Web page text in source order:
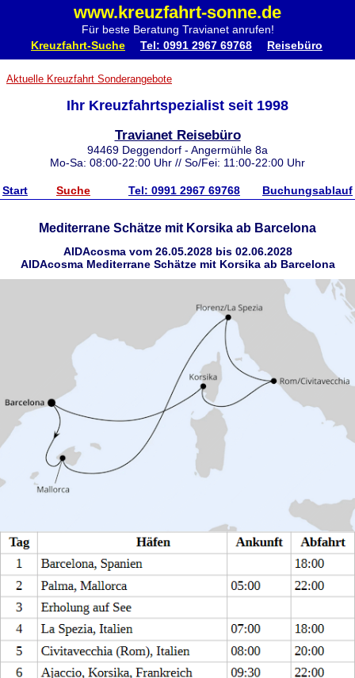
www.kreuzfahrt-sonne.de
Für beste Beratung Travianet anrufen!
Kreuzfahrt-Suche Tel: 0991 2967 69768 Reisebüro
Aktuelle Kreuzfahrt Sonderangebote
Ihr Kreuzfahrtspezialist seit 1998
Travianet Reisebüro
94469 Deggendorf - Angermühle 8a
Mo-Sa: 08:00-22:00 Uhr // So/Fei: 11:00-22:00 Uhr
Start Suche Tel: 0991 2967 69768 Buchungsablauf
Mediterrane Schätze mit Korsika ab Barcelona
AIDAcosma vom 26.05.2028 bis 02.06.2028
AIDAcosma Mediterrane Schätze mit Korsika ab Barcelona